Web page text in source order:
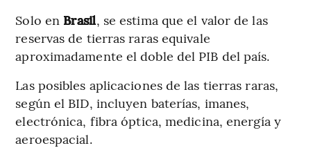
Solo en Brasil, se estima que el valor de las
reservas de tierras raras equivale
aproximadamente el doble del PIB del país.
Las posibles aplicaciones de las tierras raras,
según el BID, incluyen baterías, imanes,
electrónica, fibra óptica, medicina, energía y
aeroespacial.